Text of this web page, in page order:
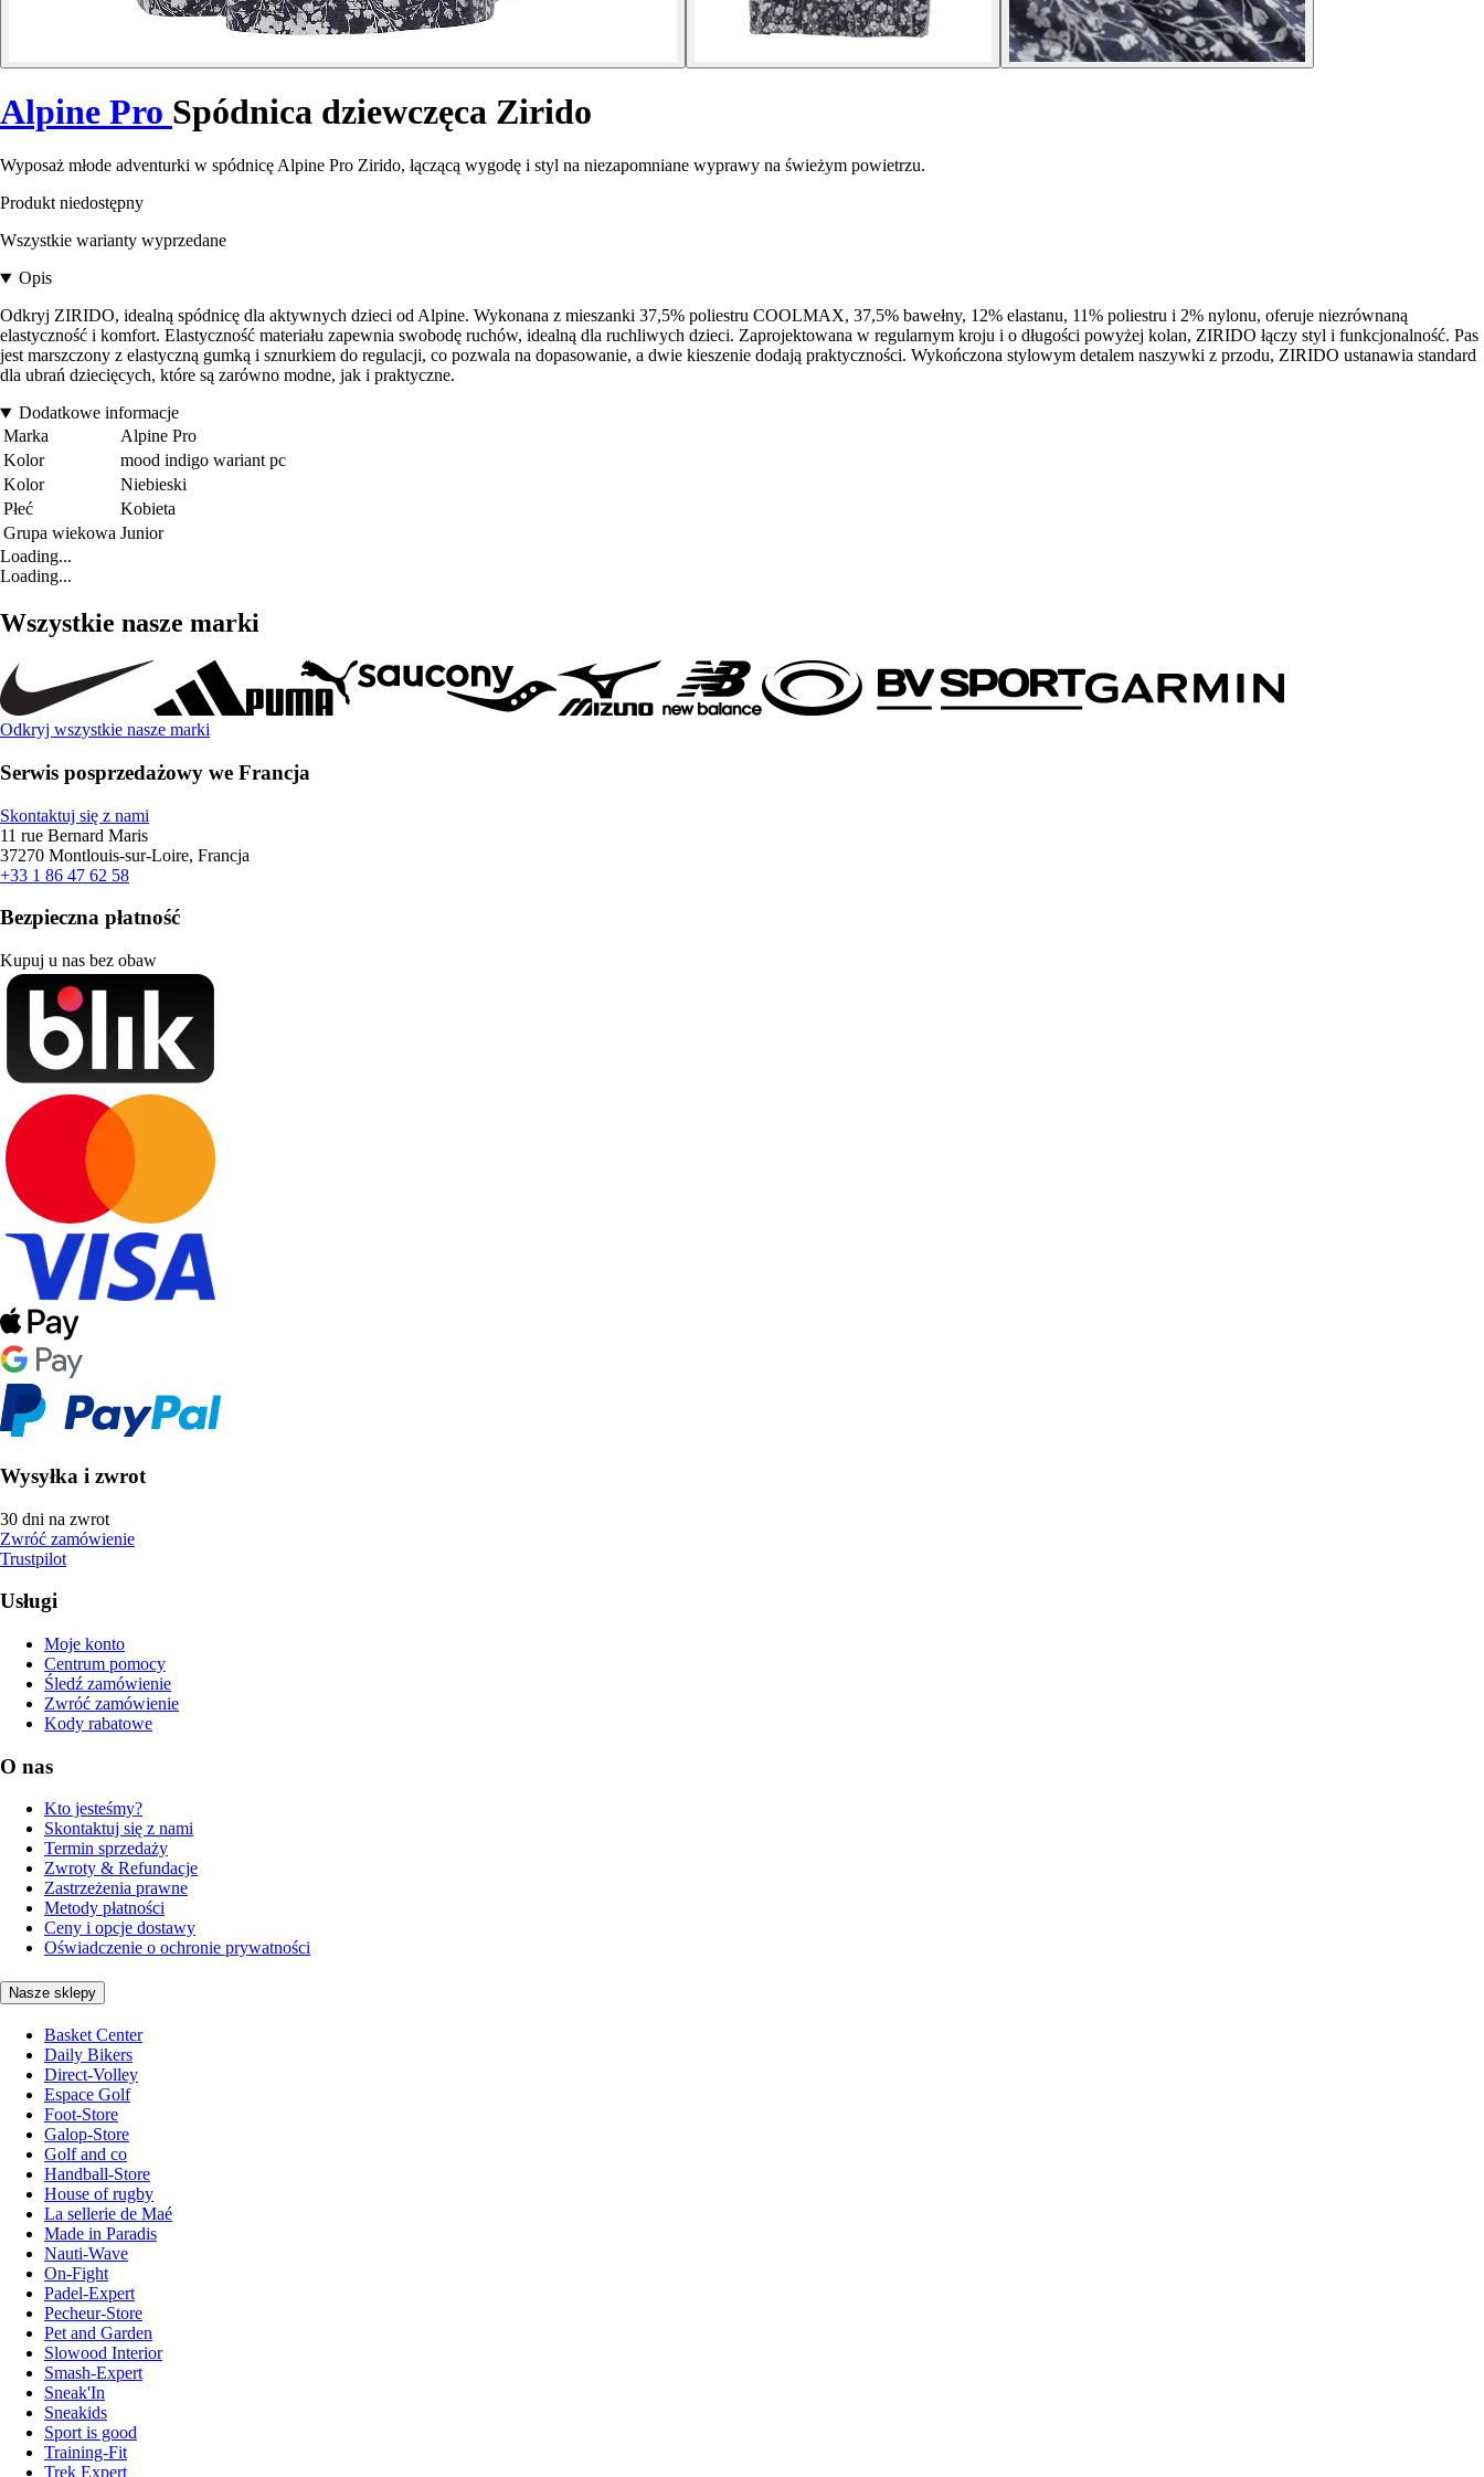
Alpine Pro Spódnica dziewczęca Zirido
Wyposaż młode adventurki w spódnicę Alpine Pro Zirido, łączącą wygodę i styl na niezapomniane wyprawy na świeżym powietrzu.
Produkt niedostępny
Wszystkie warianty wyprzedane
Opis
Odkryj ZIRIDO, idealną spódnicę dla aktywnych dzieci od Alpine. Wykonana z mieszanki 37,5% poliestru COOLMAX, 37,5% bawełny, 12% elastanu, 11% poliestru i 2% nylonu, oferuje niezrównaną
elastyczność i komfort. Elastyczność materiału zapewnia swobodę ruchów, idealną dla ruchliwych dzieci. Zaprojektowana w regularnym kroju i o długości powyżej kolan, ZIRIDO łączy styl i funkcjonalność. Pas
jest marszczony z elastyczną gumką i sznurkiem do regulacji, co pozwala na dopasowanie, a dwie kieszenie dodają praktyczności. Wykończona stylowym detalem naszywki z przodu, ZIRIDO ustanawia standard
dla ubrań dziecięcych, które są zarówno modne, jak i praktyczne.
Dodatkowe informacje
Marka
Alpine Pro
Kolor
mood indigo wariant pc
Kolor
Niebieski
Płeć
Kobieta
Grupa wiekowa Junior
Loading...
Loading...
Wszystkie nasze marki
Odkryj wszystkie nasze marki
Serwis posprzedażowy we Francja
Skontaktuj się z nami
11 rue Bernard Maris
37270 Montlouis-sur-Loire, Francja
+33 1 86 47 62 58
Bezpieczna płatność
Kupuj u nas bez obaw
Wysyłka i zwrot
30 dni na zwrot
Zwróć zamówienie
Trustpilot
Usługi
Moje konto
Centrum pomocy
Śledź zamówienie
Zwróć zamówienie
Kody rabatowe
O nas
Kto jesteśmy?
Skontaktuj się z nami
Termin sprzedaży
Zwroty & Refundacje
Zastrzeżenia prawne
Metody płatności
Ceny i opcje dostawy
Oświadczenie o ochronie prywatności
Nasze sklepy
Basket Center
Daily Bikers
Direct-Volley
Espace Golf
Foot-Store
Galop-Store
Golf and co
Handball-Store
House of rugby
La sellerie de Maé
Made in Paradis
Nauti-Wave
On-Fight
Padel-Expert
Pecheur-Store
Pet and Garden
Slowood Interior
Smash-Expert
Sneak'In
Sneakids
Sport is good
Training-Fit
Trek Expert